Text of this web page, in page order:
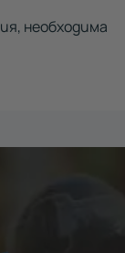
необходима